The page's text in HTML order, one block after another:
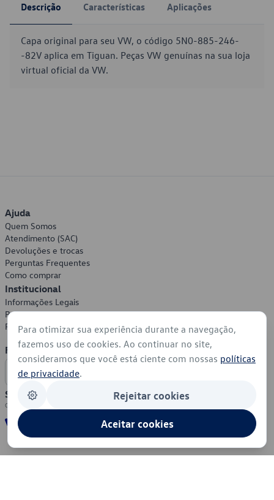
Descrição Características Aplicações
Capa original para seu VW, o código 5N0-885-246-
-82V aplica em Tiguan. Peças VW genuínas na sua loja
virtual oficial da VW.
Ajuda
Quem Somos
Atendimento (SAC)
Devoluções e trocas
Perguntas Frequentes
Como comprar
Institucional
Informações Legais
Política de Privacidade
Política de Cookies
Formas de Pagamento
Segurança
Para otimizar sua experiência durante a navegação,
fazemos uso de cookies. Ao continuar no site,
consideramos que você está ciente com nossas políticas
de privacidade.
Rejeitar cookies
Aceitar cookies